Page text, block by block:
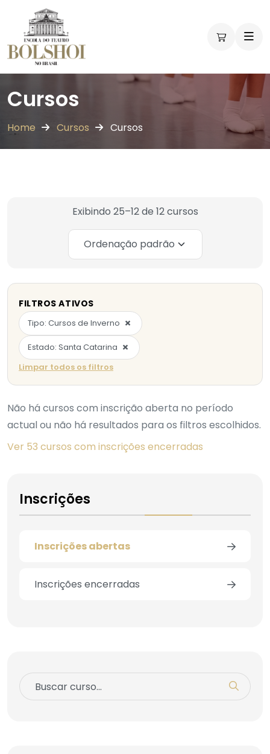
Cursos
Home Cursos Cursos
Exibindo 25–12 de 12 cursos
FILTROS ATIVOS
Tipo: Cursos de Inverno ×
Estado: Santa Catarina ×
Limpar todos os filtros
Não há cursos com inscrição aberta no período
actual ou não há resultados para os filtros escolhidos.
Ver 53 cursos com inscrições encerradas
Inscrições
Inscrições abertas
Inscrições encerradas